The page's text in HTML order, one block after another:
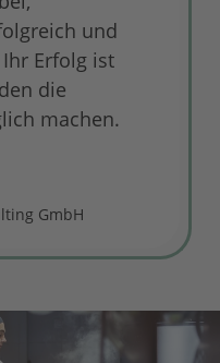
und
Erfolg ist
die
machen.
GmbH